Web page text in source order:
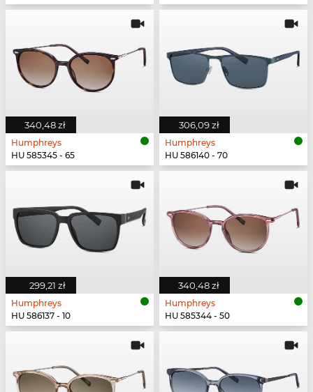
340,48 zł
Humphreys
HU 585345 - 65
306,09 zł
Humphreys
HU 586140 - 70
299,21 zł
Humphreys
HU 586137 - 10
340,48 zł
Humphreys
HU 585344 - 50